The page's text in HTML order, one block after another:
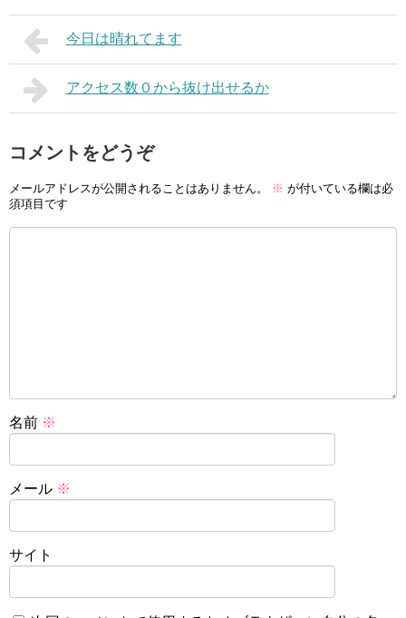
今日は晴れてます
アクセス数０から抜け出せるか
コメントをどうぞ
メールアドレスが公開されることはありません。 ※ が付いている欄は必
須項目です
名前 ※
メール ※
サイト